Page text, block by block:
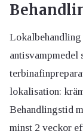
antisvampmedel
lokalisation:
Behandlingstid
minst 2 veckor